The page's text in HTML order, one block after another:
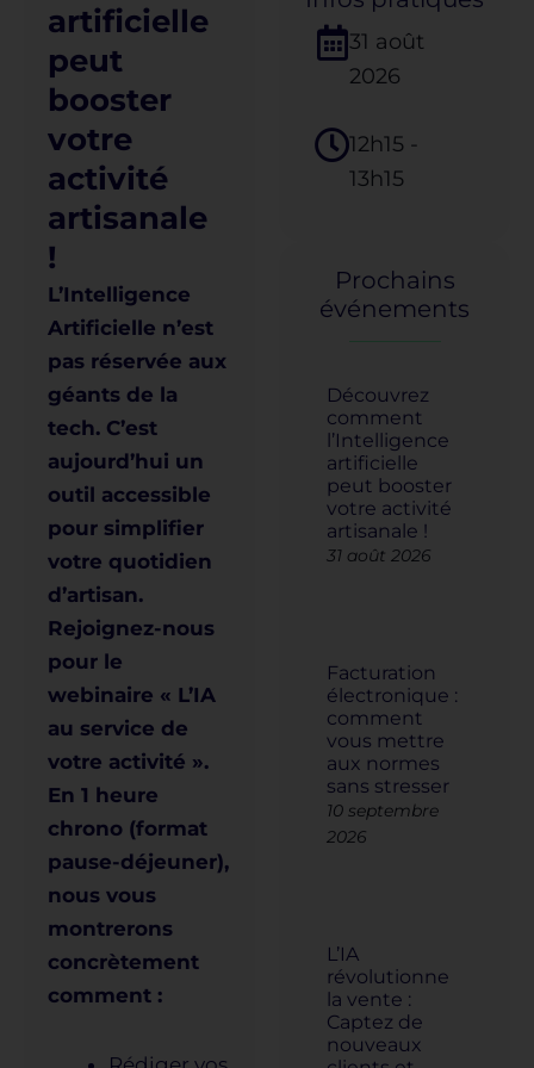
artificielle
peut
booster
votre
activité
artisanale
!
L’Intelligence
Artificielle n’est
pas réservée aux
géants de la
tech. C’est
aujourd’hui un
outil accessible
pour simplifier
votre quotidien
d’artisan.
Rejoignez-nous
pour le
webinaire « L’IA
au service de
votre activité ».
En 1 heure
chrono (format
pause-déjeuner),
nous vous
montrerons
concrètement
comment :
31 août
2026
12h15 -
13h15
Prochains
événements
Découvrez
comment
l’Intelligence
artificielle
peut booster
votre activité
artisanale !
31 août 2026
Facturation
électronique :
comment
vous mettre
aux normes
sans stresser
10 septembre
2026
L’IA
révolutionne
la vente :
Captez de
nouveaux